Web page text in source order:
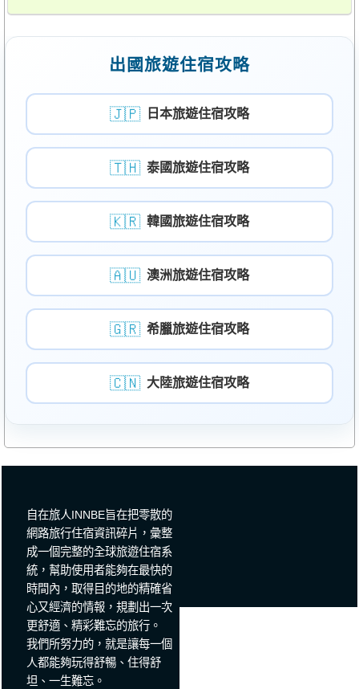
出國旅遊住宿攻略
🇯🇵 日本旅遊住宿攻略
🇹🇭 泰國旅遊住宿攻略
🇰🇷 韓國旅遊住宿攻略
🇦🇺 澳洲旅遊住宿攻略
🇬🇷 希臘旅遊住宿攻略
🇨🇳 大陸旅遊住宿攻略
自在旅人INNBE旨在把零散的
網路旅行住宿資訊碎片，彙整
成一個完整的全球旅遊住宿系
統，幫助使用者能夠在最快的
時間內，取得目的地的精確省
心又經濟的情報，規劃出一次
更舒適、精彩難忘的旅行。
我們所努力的，就是讓每一個
人都能夠玩得舒暢、住得舒
坦、一生難忘。